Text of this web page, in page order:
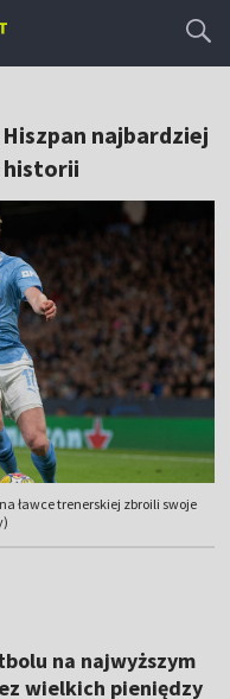
najbardziej
ławce trenerskiej zbroili swoje
na najwyższym
wielkich pieniędzy